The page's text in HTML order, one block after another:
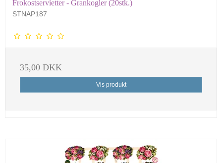
Frokostservietter - Grankogler (20stk.)
STNAP187
35,00 DKK
Vis produkt